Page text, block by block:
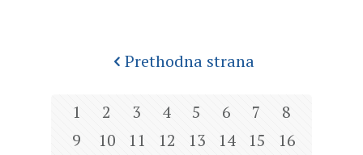
Prethodna strana
1 2 3 4 5 6 7
8
9
10 11 12 13 14 15
16